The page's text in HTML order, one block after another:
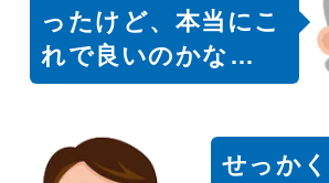
ったけど、本当にこ
れで良いのかな…
せっか